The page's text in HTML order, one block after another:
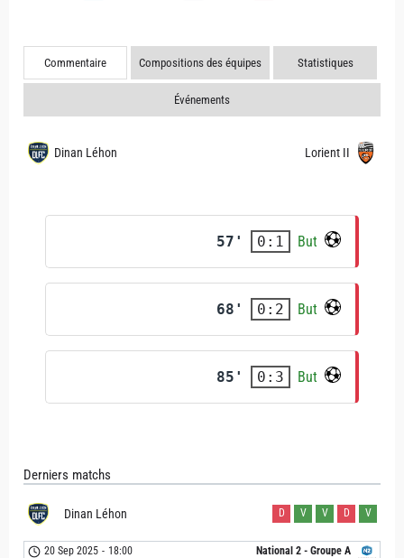
Commentaire Compositions des équipes Statistiques
Événements
Dinan Léhon Lorient II
57' 0:1 But
68' 0:2 But
85' 0:3 But
Derniers matchs
Dinan Léhon D V V D V
National 2 - Groupe A
20 Sep 2025 - 18:00